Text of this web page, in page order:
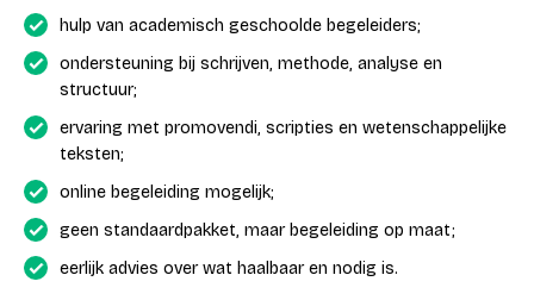
hulp van academisch geschoolde begeleiders;
ondersteuning bij schrijven, methode, analyse en
structuur;
ervaring met promovendi, scripties en wetenschappelijke
teksten;
online begeleiding mogelijk;
geen standaardpakket, maar begeleiding op maat;
eerlijk advies over wat haalbaar en nodig is.